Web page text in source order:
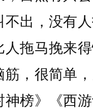
出，没有
拖马挽来
，很简单
榜》《西